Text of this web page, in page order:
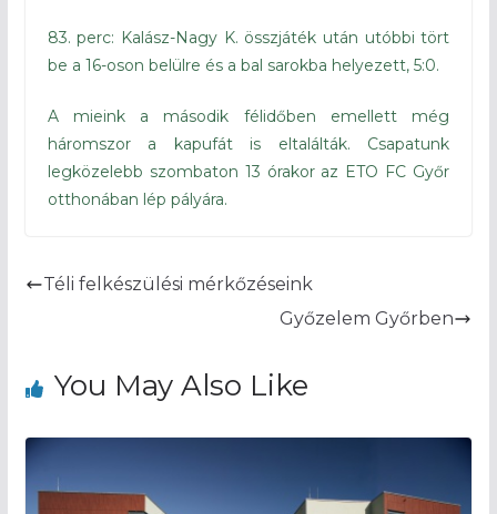
83. perc: Kalász-Nagy K. összjáték után utóbbi tört
be a 16-oson belülre és a bal sarokba helyezett, 5:0.
A mieink a második félidőben emellett még
háromszor a kapufát is eltalálták. Csapatunk
legközelebb szombaton 13 órakor az ETO FC Győr
otthonában lép pályára.
Téli felkészülési mérkőzéseink
Győzelem Győrben
You May Also Like